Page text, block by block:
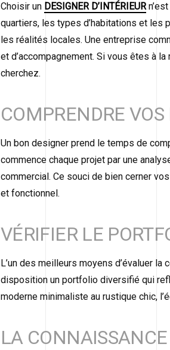
Choisir un DESIGNER D’INTÉRIEUR
quartiers, les types d’habitations et les
les réalités locales. Une entreprise
et d’accompagnement. Si vous êtes à
cherchez.
COMPRENDRE
Un bon designer prend le temps de
commence chaque projet par une
commercial. Ce souci de bien cerner
et fonctionnel.
VÉRIFIER LE
L’un des meilleurs moyens d’évaluer
disposition un portfolio diversifié qui
moderne minimaliste au rustique chic,
LA